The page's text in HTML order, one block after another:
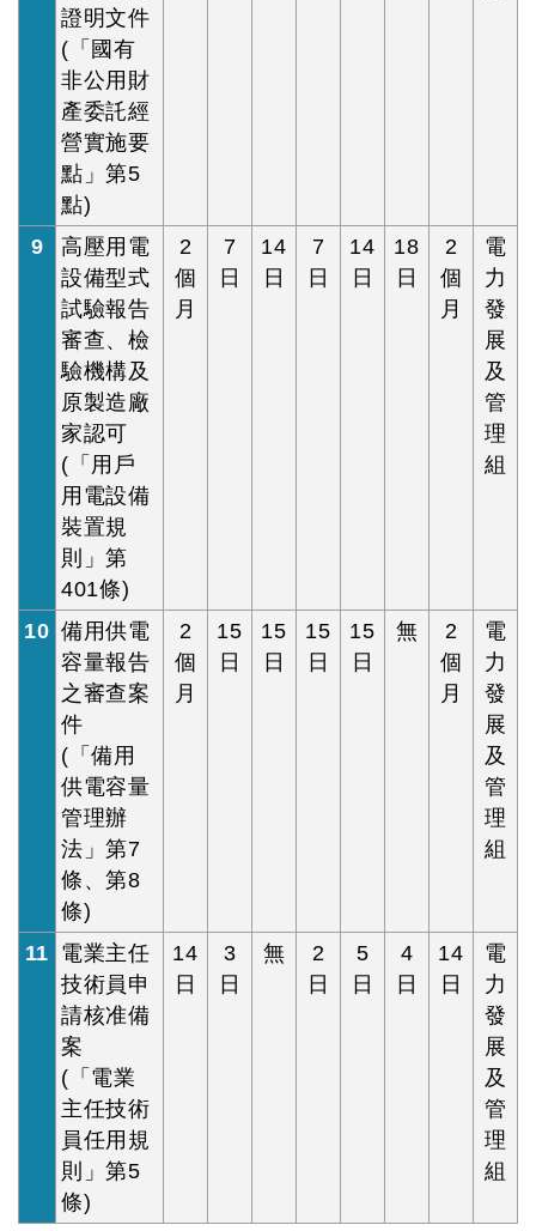
證明文件
(「國有
非公用財
產委託經
營實施要
點」第5
點)
9
高壓用電
設備型式
試驗報告
審查、檢
驗機構及
原製造廠
家認可
(「用戶
用電設備
裝置規
則」第
401條)
2
個
月
7
日
14
日
7
日
14
日
18
日
2
個
月
電
力
發
展
及
管
理
組
10 備用供電
容量報告
之審查案
件
(「備用
供電容量
管理辦
法」第7
條、第8
條)
2
個
月
15
日
15
日
15
日
15
日
無
2
個
月
電
力
發
展
及
管
理
組
11 電業主任
技術員申
請核准備
案
(「電業
主任技術
員任用規
則」第5
條)
14
日
3
日
無
2
日
5
日
4
日
14
日
電
力
發
展
及
管
理
組